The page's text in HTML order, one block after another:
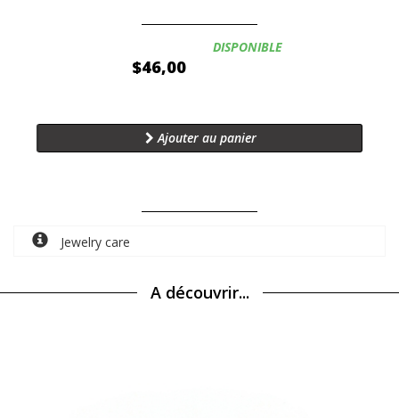
$46,00
Disponibilité:
DISPONIBLE
Ajouter au panier
Jewelry care
A découvrir...